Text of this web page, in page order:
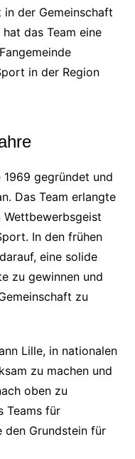
der Gemeinschaft
das Team eine
in der Region
1969 gegründet und
Das Team erlangte
Wettbewerbsgeist
In den frühen
eine solide
zu gewinnen und
zu
Lille, in nationalen
zu machen und
oben zu
Teams für
den Grundstein für